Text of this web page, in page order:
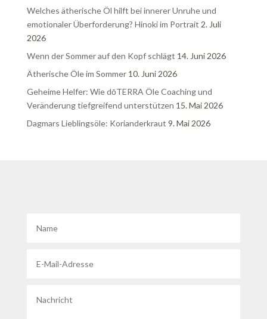
Welches ätherische Öl hilft bei innerer Unruhe und
emotionaler Überforderung? Hinoki im Portrait 2. Juli
2026
Wenn der Sommer auf den Kopf schlägt 14. Juni 2026
Ätherische Öle im Sommer 10. Juni 2026
Geheime Helfer: Wie dōTERRA Öle Coaching und
Veränderung tiefgreifend unterstützen 15. Mai 2026
Dagmars Lieblingsöle: Korianderkraut 9. Mai 2026